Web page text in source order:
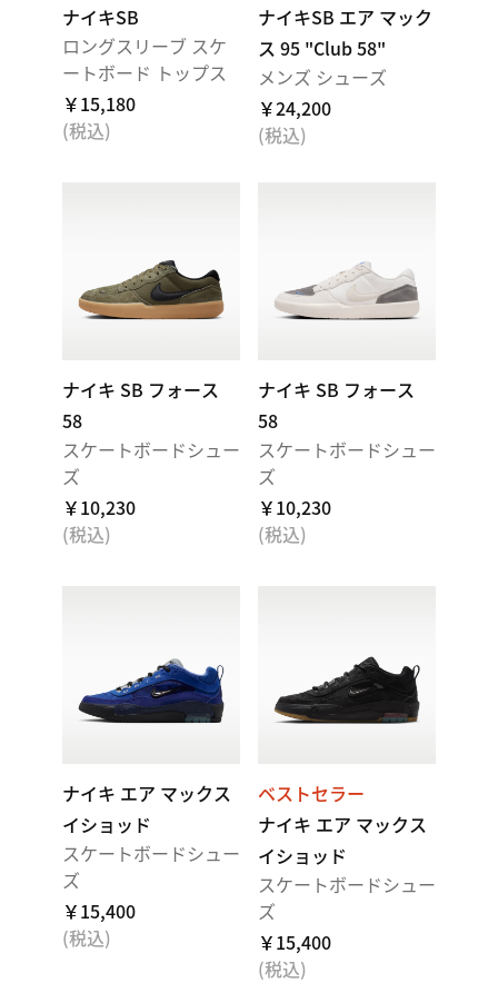
ナイキSB
ロングスリーブ スケ
ートボード トップス
￥15,180
(税込)
ナイキSB エア マック
ス 95 "Club 58"
メンズ シューズ
￥24,200
(税込)
ナイキ SB フォース
58
スケートボードシュー
ズ
￥10,230
(税込)
ナイキ SB フォース
58
スケートボードシュー
ズ
￥10,230
(税込)
ナイキ エア マックス
イショッド
スケートボードシュー
ズ
￥15,400
(税込)
ベストセラー
ナイキ エア マックス
イショッド
スケートボードシュー
ズ
￥15,400
(税込)